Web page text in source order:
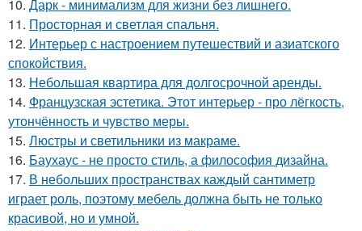
10. Дарк - минимализм для жизни без лишнего.
11. Просторная и светлая спальня.
12. Интерьер с настроением путешествий и азиатского
спокойствия.
13. Небольшая квартира для долгосрочной аренды.
14. Французская эстетика. Этот интерьер - про лёгкость,
утончённость и чувство меры.
15. Люстры и светильники из макраме.
16. Баухаус - не просто стиль, а философия дизайна.
17. В небольших пространствах каждый сантиметр
играет роль, поэтому мебель должна быть не только
красивой, но и умной.